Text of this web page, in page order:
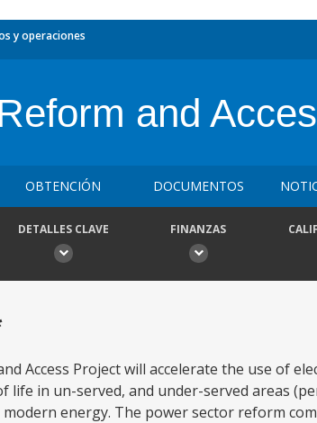
y operaciones
and
OBTENCIÓN DOCUMENTOS
DETALLES CLAVE FINANZAS
Access Project will accelerate the use of
life in un-served, and under-served areas
modern energy. The power sector reform